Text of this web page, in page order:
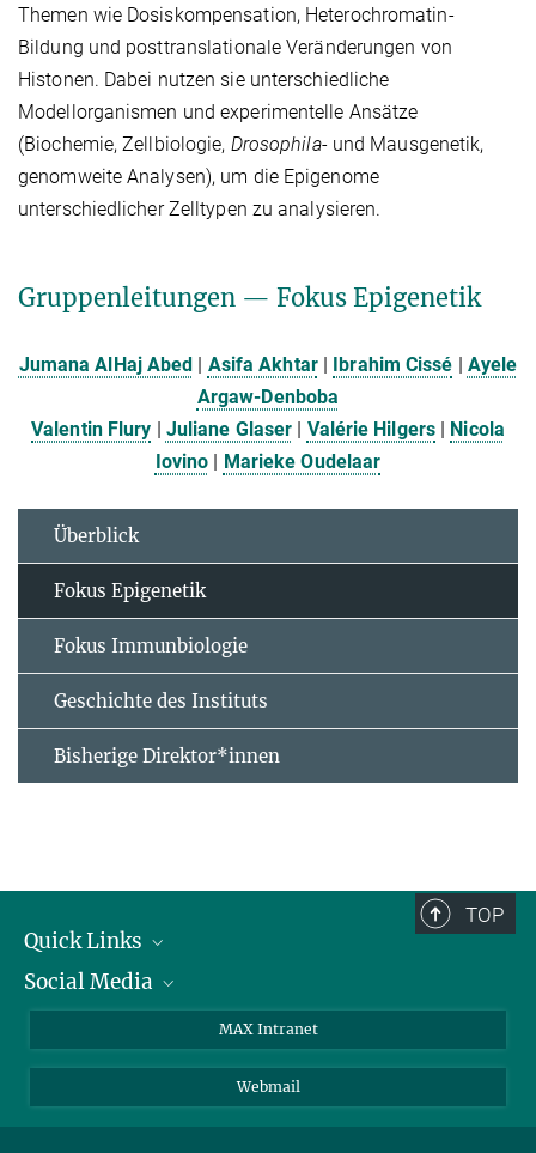
Themen wie Dosiskompensation, Heterochromatin-
Bildung und posttranslationale Veränderungen von
Histonen. Dabei nutzen sie unterschiedliche
Modellorganismen und experimentelle Ansätze
(Biochemie, Zellbiologie, Drosophila- und Mausgenetik,
genomweite Analysen), um die Epigenome
unterschiedlicher Zelltypen zu analysieren.
Gruppenleitungen — Fokus Epigenetik
Jumana AlHaj Abed | Asifa Akhtar| Ibrahim Cissé | Ayele
Argaw-Denboba
Valentin Flury | Juliane Glaser | Valérie Hilgers | Nicola
Iovino | Marieke Oudelaar
Überblick
Fokus Epigenetik
Fokus Immunbiologie
Geschichte des Instituts
Bisherige Direktor*innen
TOP
Quick Links
Forschungsgruppen
Kontakt
Social Media
Bluesky
Mastodon
MAX Intranet
Webmail